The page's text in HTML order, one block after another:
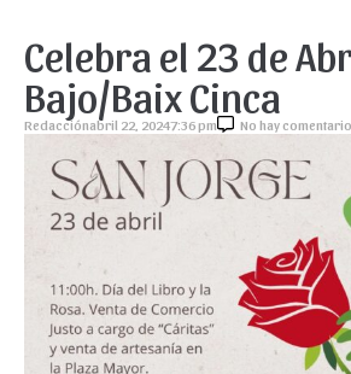
Celebra el 23 de
Bajo/Baix Cinca
Redacciónabril 22, 20247:36 pm No hay